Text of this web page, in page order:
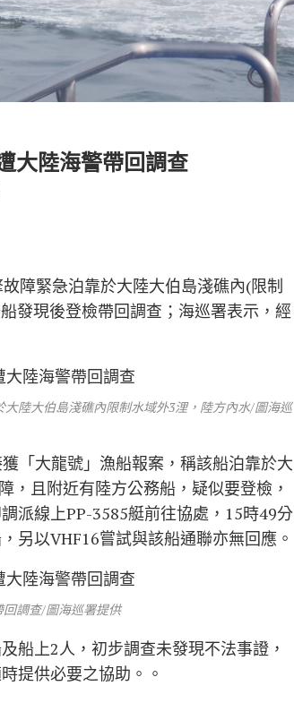
大陸海警帶回調查
障緊急泊靠於大陸大伯島淺礁內(限制
發現後登檢帶回調查；海巡署表示，經
陸大伯島淺礁內限制水域外3浬，陸方內水/圖海巡
「大龍號」漁船報案，稱該船泊靠於大
，且附近有陸方公務船，疑似要登檢，
派線上PP-3585艇前往協處，15時49分
另以VHF16嘗試與該船通聯亦無回應。
調查/圖海巡署提供
船上2人，初步調查未發現不法事證，
提供必要之協助。。